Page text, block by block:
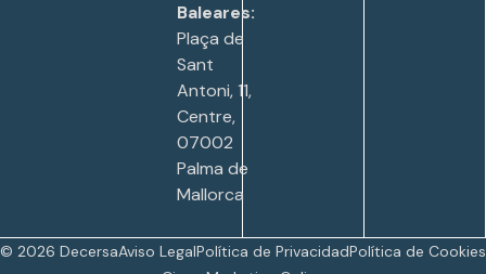
Baleares:
Plaça de
Sant
Antoni, 11,
Centre,
07002
Palma de
Mallorca
© 2026 DecersaAviso LegalPolítica de PrivacidadPolítica de Cookies